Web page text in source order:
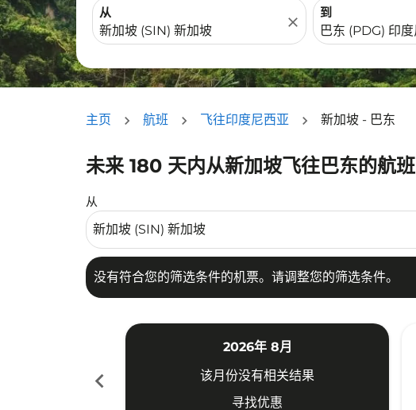
从
close
到
主页 航班 飞往印度尼西亚 新加坡 - 巴东
未来 180 天内从新加坡飞往巴东的航班
从
没有符合您的筛选条件的机票。请调整您的筛选条件。
没有符合您的筛选条件的机票。请调整您的筛选条件。
chevron_left
2026年 8月
该月份没有相关结果
寻找优惠